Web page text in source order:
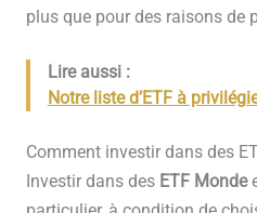
plus que pour des raisons de
Lire aussi :
Notre liste d’ETF à
Comment investir dans des
Investir dans des ETF Monde